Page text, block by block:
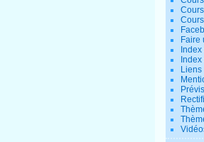
Faire
Liens